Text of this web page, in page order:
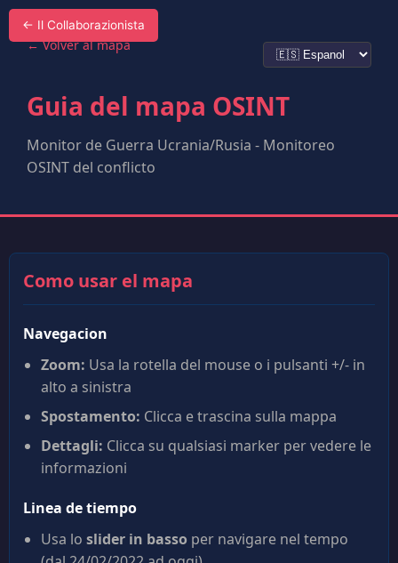
← Il Collaborazionista
←Volver al mapa
Guia del mapa OSINT
Monitor de Guerra Ucrania/Rusia - Monitoreo
OSINT del conflicto
Como usar el mapa
Navegacion
Zoom: Usa la rotella del mouse o i pulsanti +/- in
alto a sinistra
Spostamento: Clicca e trascina sulla mappa
Dettagli: Clicca su qualsiasi marker per vedere le
informazioni
Linea de tiempo
Usa lo slider in basso per navigare nel tempo